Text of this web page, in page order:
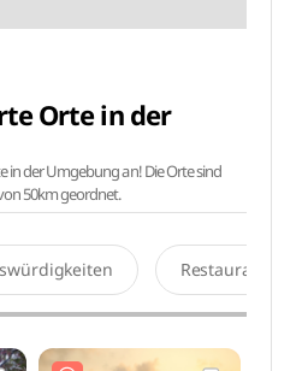
Orte in der
in der Umgebung an! Die Orte sind
50km geordnet.
Restaurants